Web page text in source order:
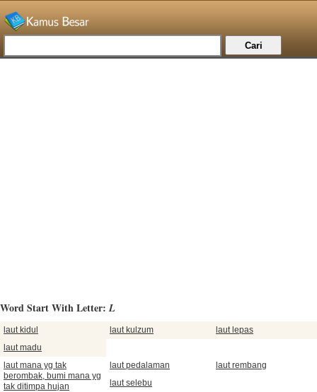
Word Start With Letter:L
laut kidul laut kulzum
laut lepas
laut madu
laut mana yg tak
berombak, bumi mana yg
tak ditimpa hujan
laut pedalaman
laut rembang
laut selebu